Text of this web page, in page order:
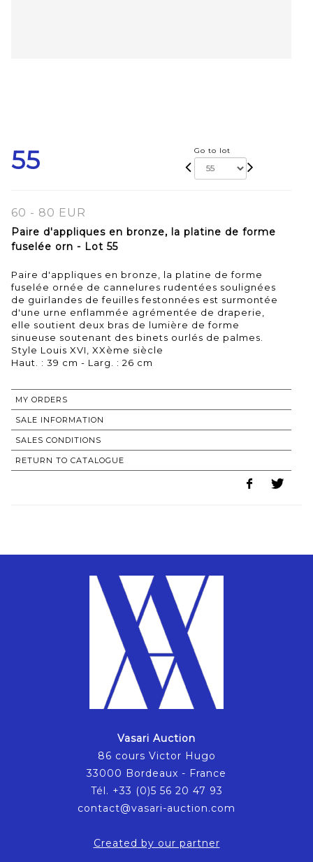
55 Go to lot
60 - 80 EUR
Paire d'appliques en bronze, la platine de forme
fuselée orn - Lot 55
Paire d'appliques en bronze, la platine de forme
fuselée ornée de cannelures rudentées soulignées
de guirlandes de feuilles festonnées est surmontée
d'une urne enflammée agrémentée de draperie,
elle soutient deux bras de lumière de forme
sinueuse soutenant des binets ourlés de palmes.
Style Louis XVI, XXème siècle
Haut. : 39 cm - Larg. : 26 cm
MY ORDERS
SALE INFORMATION
SALES CONDITIONS
RETURN TO CATALOGUE
Vasari Auction
86 cours Victor Hugo
33000 Bordeaux - France
Tél. +33 (0)5 56 20 47 93
contact@vasari-auction.com
Created by our partner